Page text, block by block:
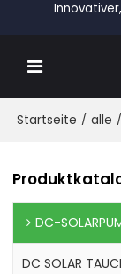
Startseite / alle /
DC-
DC SOLAR